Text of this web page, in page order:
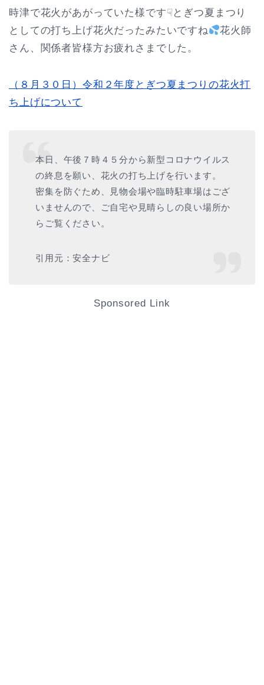
時津で花火があがっていた様です☟とぎつ夏まつり
としての打ち上げ花火だったみたいですね
花火師
さん、関係者皆様方お疲れさまでした。
（８月３０日）令和２年度とぎつ夏まつりの花火打
ち上げについて
本日、午後７時４５分から新型コロナウイルス
の終息を願い、花火の打ち上げを行います。
密集を防ぐため、見物会場や臨時駐車場はござ
いませんので、ご自宅や見晴らしの良い場所か
らご覧ください。
引用元：安全ナビ
Sponsored Link